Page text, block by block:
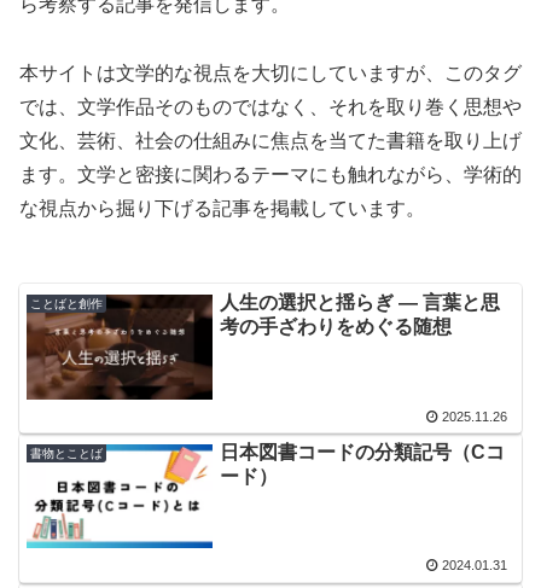
ら考察する記事を発信します。
本サイトは文学的な視点を大切にしていますが、このタグ
では、文学作品そのものではなく、それを取り巻く思想や
文化、芸術、社会の仕組みに焦点を当てた書籍を取り上げ
ます。文学と密接に関わるテーマにも触れながら、学術的
な視点から掘り下げる記事を掲載しています。
ことばと創作
人生の選択と揺らぎ ― 言葉と思
考の手ざわりをめぐる随想
2025.11.26
書物とことば
日本図書コードの分類記号（Cコ
ード）
2024.01.31